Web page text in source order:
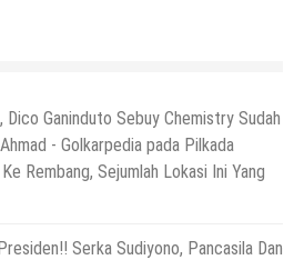
Ganinduto Sebuy Chemistry Sudah
- Golkarpedia pada Pilkada
Rembang, Sejumlah Lokasi Ini Yang
Serka Sudiyono, Pancasila Dan